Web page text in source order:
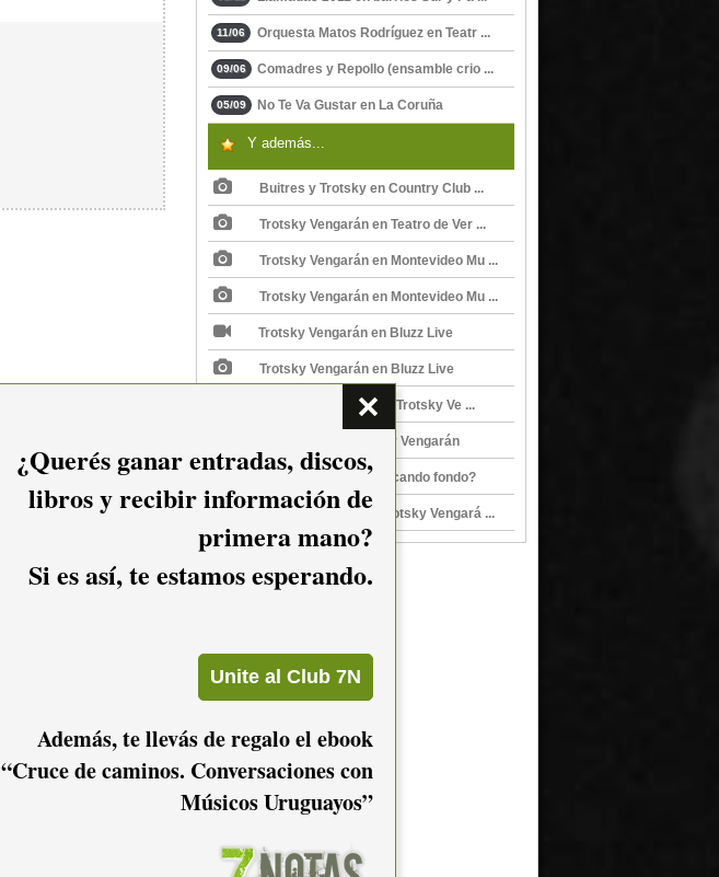
11/06 Orquesta Matos Rodríguez en Teatr ...
09/06 Comadres y Repollo (ensamble crio ...
05/09 No Te Va Gustar en La Coruña
Y además...
Buitres y Trotsky en Country Club ...
Trotsky Vengarán en Teatro de Ver ...
Trotsky Vengarán en Montevideo Mu ...
Trotsky Vengarán en Montevideo Mu ...
Trotsky Vengarán en Bluzz Live
Trotsky Vengarán en Bluzz Live
Un beso y una flor, de Trotsky Ve ...
1º de Mayo, de Trotsky Vengarán
Trotsky Vengarán, ¿tocando fondo?
Noche de Rock, de Trotsky Vengará ...
¿Querés ganar entradas, discos,
libros y recibir información de
primera mano?
Si es así, te estamos esperando.
Además, te llevás de regalo el ebook
“Cruce de caminos. Conversaciones con
Músicos Uruguayos”